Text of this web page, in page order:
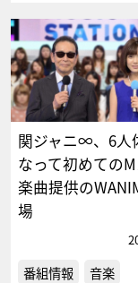
関ジャニ∞、6人
なって初めてのM
楽曲提供の
場
番組情報
音楽